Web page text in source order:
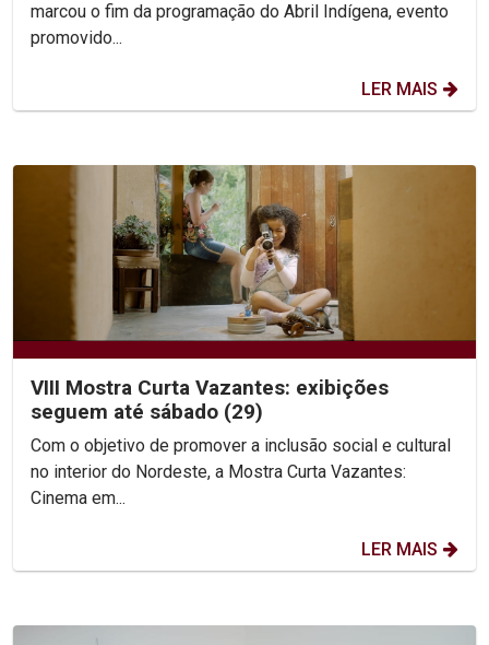
marcou o fim da programação do Abril Indígena, evento
promovido...
LER MAIS
VIII Mostra Curta Vazantes: exibições
seguem até sábado (29)
Com o objetivo de promover a inclusão social e cultural
no interior do Nordeste, a Mostra Curta Vazantes:
Cinema em...
LER MAIS